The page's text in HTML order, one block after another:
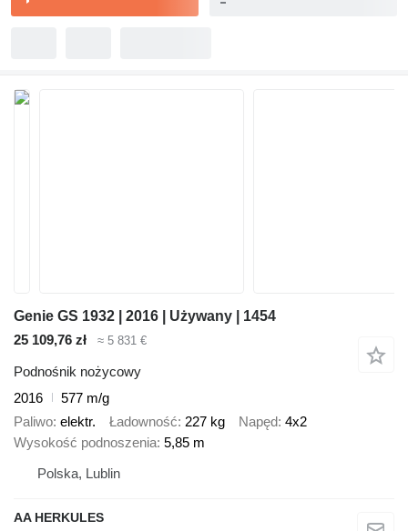
Genie GS 1932 | 2016 | Używany | 1454
25 109,76 zł
≈ 5 831 €
Podnośnik nożycowy
2016
577 m/g
Paliwo elektr. Ładowność 227 kg Napęd 4x2
Wysokość podnoszenia 5,85 m
Polska, Lublin
AA HERKULES